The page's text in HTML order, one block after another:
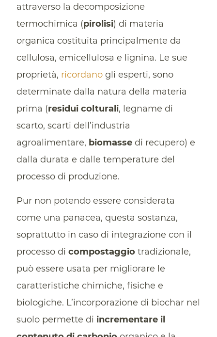
attraverso la decomposizione
termochimica (pirolisi) di materia
organica costituita principalmente da
cellulosa, emicellulosa e lignina. Le sue
proprietà, ricordanogli esperti, sono
determinate dalla natura della materia
prima (residui colturali, legname di
scarto, scarti dell’industria
agroalimentare, biomassedi recupero) e
dalla durata e dalle temperature del
processo di produzione.
Pur non potendo essere considerata
come una panacea, questa sostanza,
soprattutto in caso di integrazione con il
processo di compostaggiotradizionale,
può essere usata per migliorare le
caratteristiche chimiche, fisiche e
biologiche. L’incorporazione di biochar nel
suolo permette di incrementare il